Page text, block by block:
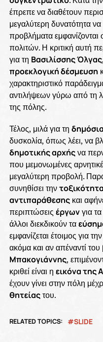
έπρεπε να διαθέτουν
μεγαλύτερη δυνατότητα
προβλήματα εμφανίζονται
πολιτών. Η κριτική αυτή
για τη Βασιλίσσης Όλγας
προεκλογική δέσμευση
χαρακτηριστικό
αντιλήψεων γύρω από τη
της πόλης.
Τέλος, μιλά για τη
δυσκολία, όπως λέει, να
δημοτικής αρχήςνα
που μεμονωμένες
μεγαλύτερη προβολή.
συνηθίσει τηντοξικότητα
αντιπαράθεσηςκαι
περιπτώσεις έργωνγια
άλλοι διεκδικούν τα
εμφανίζεται έτοιμος για
ακόμα και αν απέναντί του
Μπακογιάννης,
κριθεί είναι η εικόνα της
έχουν γίνει στην πόλη
θητείαςτου.
RELATED TOPICS: SLIDE